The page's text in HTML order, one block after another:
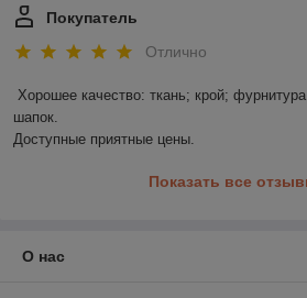
Покупатель
Отлично
Хорошее качество: ткань; крой;
шапок.
Доступные приятные цены.
Показать все
О нас